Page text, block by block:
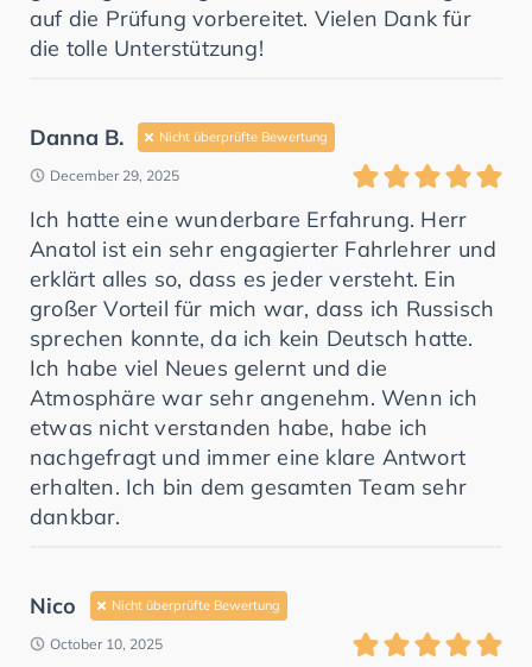
auf die Prüfung vorbereitet. Vielen Dank für
die tolle Unterstützung!
Danna B. Nicht überprüfte Bewertung
December 29, 2025
Ich hatte eine wunderbare Erfahrung. Herr
Anatol ist ein sehr engagierter Fahrlehrer und
erklärt alles so, dass es jeder versteht. Ein
großer Vorteil für mich war, dass ich Russisch
sprechen konnte, da ich kein Deutsch hatte.
Ich habe viel Neues gelernt und die
Atmosphäre war sehr angenehm. Wenn ich
etwas nicht verstanden habe, habe ich
nachgefragt und immer eine klare Antwort
erhalten. Ich bin dem gesamten Team sehr
dankbar.
Nico Nicht überprüfte Bewertung
October 10, 2025